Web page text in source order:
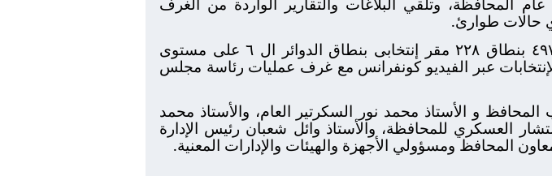
حالات طوارئ.
كما أبلغ المهندس عادل النجار عن إتمام العمل باللجان ال ٤٩٧ بنطاق ٢٢٨ مقر إنتخابى بنطاق الدوائر ال ٦ على مستوى
عبر الفيديو كونفرانس مع غرف عمليات رئاسة مجلس
و الأستاذ محمد نور السكرتير العام، والأستاذ محمد
العسكري للمحافظة، والأستاذ وائل شعبان رئيس الإدارة
المحافظ ومسؤولي الأجهزة والهيئات والإدارات المعنية.